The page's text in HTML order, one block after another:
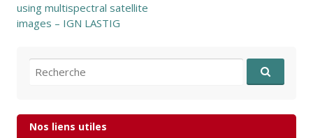
using multispectral satellite
images – IGN LASTIG
Recherche pour:
Nos liens utiles